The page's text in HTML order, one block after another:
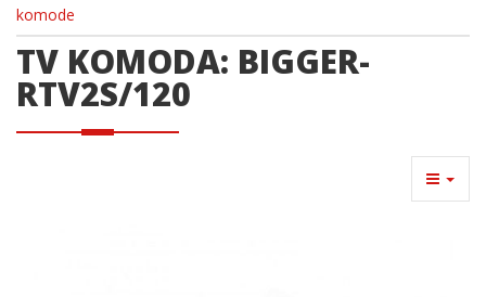
komode
TV KOMODA: BIGGER-
RTV2S/120